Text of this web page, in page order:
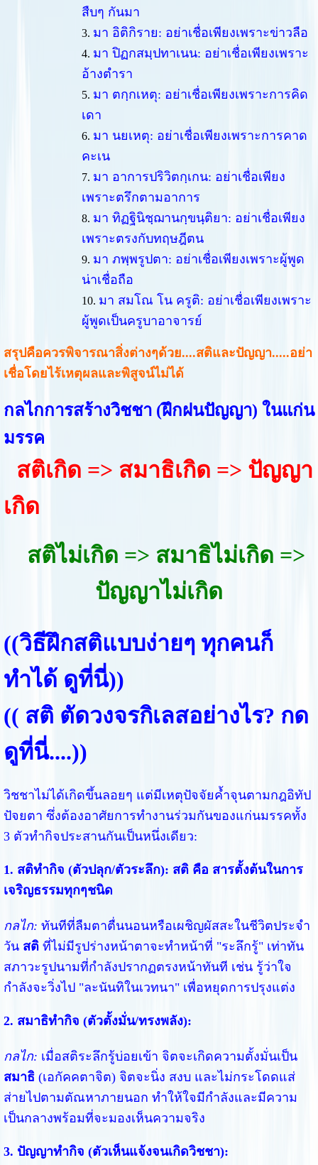
สืบๆ กันมา
มา อิติกิราย: อย่าเชื่อเพียงเพราะข่าวลือ
มา ปิฏกสมฺปทาเนน: อย่าเชื่อเพียงเพราะ
อ้างตำรา
มา ตกฺกเหตุ: อย่าเชื่อเพียงเพราะการคิด
เดา
มา นยเหตุ: อย่าเชื่อเพียงเพราะการคาด
คะเน
มา อาการปริวิตกฺเกน: อย่าเชื่อเพียง
เพราะตรึกตามอาการ
มา ทิฏฐินิชฺฌานกฺขนฺติยา: อย่าเชื่อเพียง
เพราะตรงกับทฤษฎีตน
มา ภพฺพรูปตา: อย่าเชื่อเพียงเพราะผู้พูด
น่าเชื่อถือ
มา สมโณ โน ครูติ: อย่าเชื่อเพียงเพราะ
ผู้พูดเป็นครูบาอาจารย์
สรุปคือควรพิจารณาสิ่งต่างๆด้วย....สติและปัญญา.....อย่า
เชื่อโดยไร้เหตุผลและพิสูจน์ไม่ได้
กลไกการสร้างวิชชา (ฝึกฝนปัญญา) ในแก่น
มรรค
สติเกิด => สมาธิเกิด => ปัญญา
เกิด
สติไม่เกิด => สมาธิไม่เกิด =>
ปัญญาไม่เกิด
((วิธีฝึกสติแบบง่ายๆ ทุกคนก็
ทำได้ ดูที่นี่))
(( สติ ตัดวงจรกิเลสอย่างไร? กด
ดูที่นี่....))
วิชชาไม่ได้เกิดขึ้นลอยๆ แต่มีเหตุปัจจัยค้ำจุนตามกฎอิทัป
ปัจยตา ซึ่งต้องอาศัยการทำงานร่วมกันของแก่นมรรคทั้ง
3 ตัวทำกิจประสานกันเป็นหนึ่งเดียว:
1. สติทำกิจ (ตัวปลุก/ตัวระลึก): สติ คือ สารตั้งต้นในการ
เจริญธรรมทุกๆชนิด
กลไก: ทันทีที่ลืมตาตื่นนอนหรือเผชิญผัสสะในชีวิตประจำ
วัน สติที่ไม่มีรูปร่างหน้าตาจะทำหน้าที่ "ระลึกรู้" เท่าทัน
สภาวะรูปนามที่กำลังปรากฏตรงหน้าทันที เช่น รู้ว่าใจ
กำลังจะวิ่งไป "ละนันทิในเวทนา" เพื่อหยุดการปรุงแต่ง
2. สมาธิทำกิจ (ตัวตั้งมั่น/ทรงพลัง):
กลไก: เมื่อสติระลึกรู้บ่อยเข้า จิตจะเกิดความตั้งมั่นเป็น
สมาธิ(เอกัคคตาจิต) จิตจะนิ่ง สงบ และไม่กระโดดแส่
ส่ายไปตามตัณหาภายนอก ทำให้ใจมีกำลังและมีความ
เป็นกลางพร้อมที่จะมองเห็นความจริง
3. ปัญญาทำกิจ (ตัวเห็นแจ้งจนเกิดวิชชา):